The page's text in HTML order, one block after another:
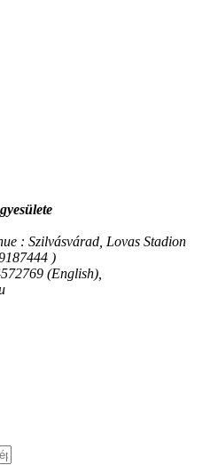
: Szilvásvárad, Lovas Stadion
)
(English),